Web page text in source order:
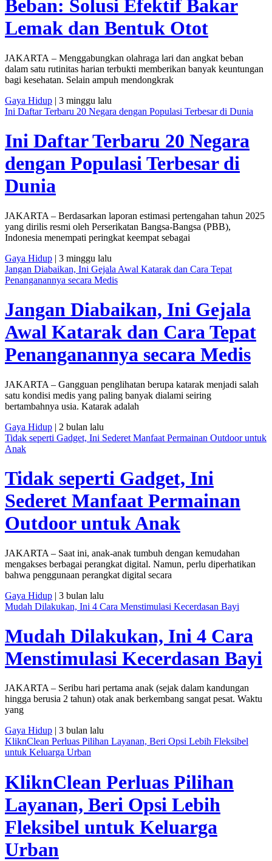
Beban: Solusi Efektif Bakar
Lemak dan Bentuk Otot
JAKARTA – Menggabungkan olahraga lari dan angkat beban
dalam satu rutinitas harian terbukti memberikan banyak keuntungan
bagi kesehatan. Selain ampuh mendongkrak
Gaya Hidup | 3 minggu lalu
Ini Daftar Terbaru 20 Negara dengan Populasi Terbesar di Dunia
Ini Daftar Terbaru 20 Negara
dengan Populasi Terbesar di
Dunia
JAKARTA – Berdasarkan laporan estimasi pertengahan tahun 2025
yang dirilis resmi oleh Perserikatan Bangsa-Bangsa (PBB),
Indonesia menempati peringkat keempat sebagai
Gaya Hidup | 3 minggu lalu
Jangan Diabaikan, Ini Gejala Awal Katarak dan Cara Tepat
Penanganannya secara Medis
Jangan Diabaikan, Ini Gejala
Awal Katarak dan Cara Tepat
Penanganannya secara Medis
JAKARTA – Gangguan penglihatan berupa katarak menjadi salah
satu kondisi medis yang paling banyak dialami seiring
bertambahnya usia. Katarak adalah
Gaya Hidup | 2 bulan lalu
Tidak seperti Gadget, Ini Sederet Manfaat Permainan Outdoor untuk
Anak
Tidak seperti Gadget, Ini
Sederet Manfaat Permainan
Outdoor untuk Anak
JAKARTA – Saat ini, anak-anak tumbuh dengan kemudahan
mengakses berbagai perangkat digital. Namun, perlu diperhatikan
bahwa penggunaan perangkat digital secara
Gaya Hidup | 3 bulan lalu
Mudah Dilakukan, Ini 4 Cara Menstimulasi Kecerdasan Bayi
Mudah Dilakukan, Ini 4 Cara
Menstimulasi Kecerdasan Bayi
JAKARTA – Seribu hari pertama anak (sejak dalam kandungan
hingga berusia 2 tahun) otak anak berkembang sangat pesat. Waktu
yang
Gaya Hidup | 3 bulan lalu
KliknClean Perluas Pilihan Layanan, Beri Opsi Lebih Fleksibel
untuk Keluarga Urban
KliknClean Perluas Pilihan
Layanan, Beri Opsi Lebih
Fleksibel untuk Keluarga
Urban